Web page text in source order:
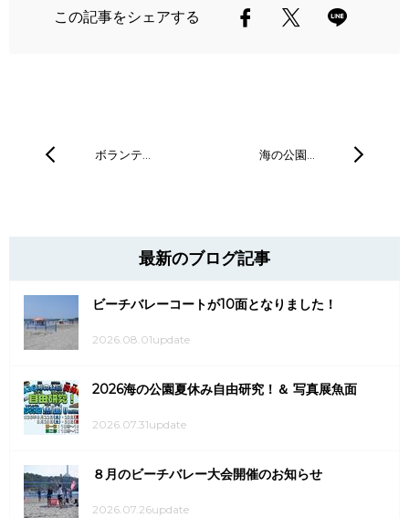
この記事をシェアする
ボランテ… 海の公園…
最新のブログ記事
ビーチバレーコートが10面となりました！
2026.08.01update
2026海の公園夏休み自由研究！＆ 写真展魚面
2026.07.31update
８月のビーチバレー大会開催のお知らせ
2026.07.26update